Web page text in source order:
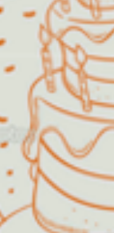
Infantil